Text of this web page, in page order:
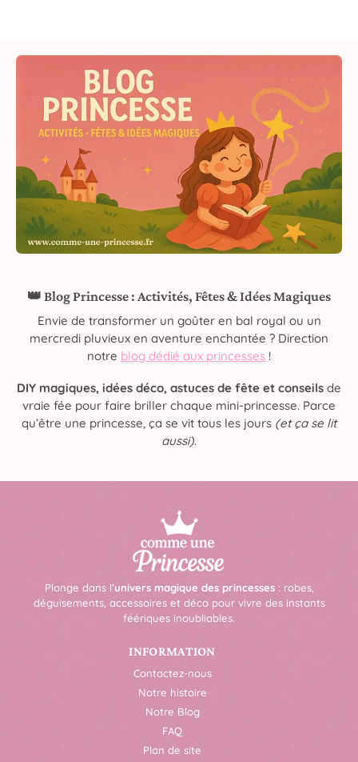
👑 Blog Princesse : Activités, Fêtes & Idées Magiques
Envie de transformer un goûter en bal royal ou un
mercredi pluvieux en aventure enchantée ? Direction
notre blog dédié aux princesses !
DIY magiques, idées déco, astuces de fête et conseils de
vraie fée pour faire briller chaque mini-princesse. Parce
qu’être une princesse, ça se vit tous les jours (et ça se lit
aussi).
Plonge dans l’univers magique des princesses: robes,
déguisements, accessoires et déco pour vivre des instants
féériques inoubliables.
INFORMATION
Contactez-nous
Notre histoire
Notre Blog
FAQ
Plan de site